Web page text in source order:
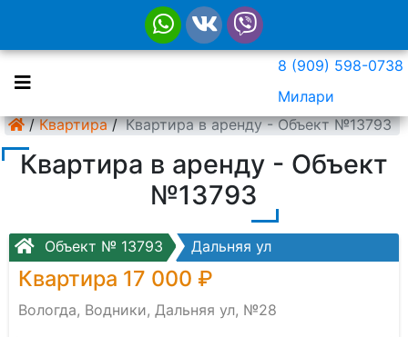
8 (909) 598-0738
Милари
/ Квартира / Квартира в аренду - Объект №13793
Квартира в аренду - Объект
№13793
Объект № 13793 Дальняя ул
Квартира 17 000 ₽
Вологда, Водники, Дальняя ул, №28